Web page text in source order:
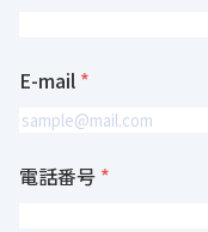
E-mail
電話番号